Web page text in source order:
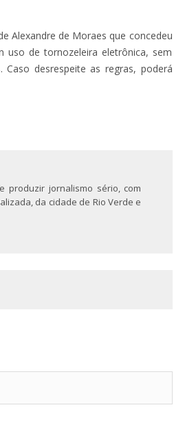
Alexandre de Moraes que concedeu
uso de tornozeleira eletrônica, sem
desrespeite as regras, poderá
produzir jornalismo sério, com
da cidade de Rio Verde e